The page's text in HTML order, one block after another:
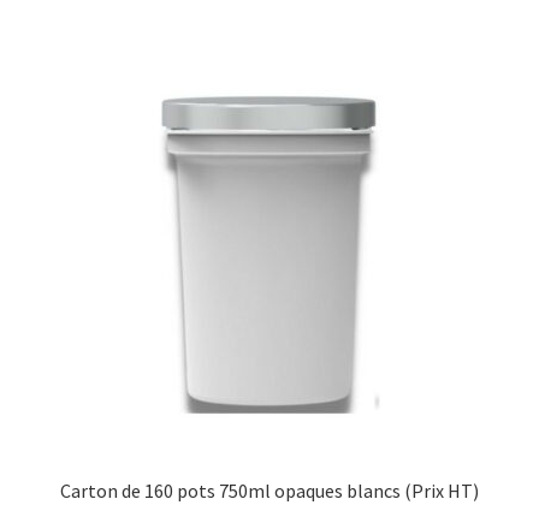
Carton de 160 pots 750ml opaques blancs (Prix HT)